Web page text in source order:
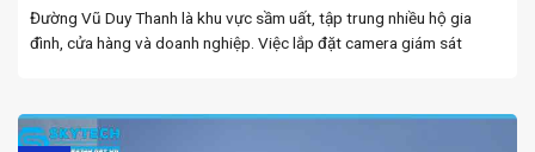
Đường Vũ Duy Thanh là khu vực sầm uất, tập trung nhiều hộ gia
đình, cửa hàng và doanh nghiệp. Việc lắp đặt camera giám sát